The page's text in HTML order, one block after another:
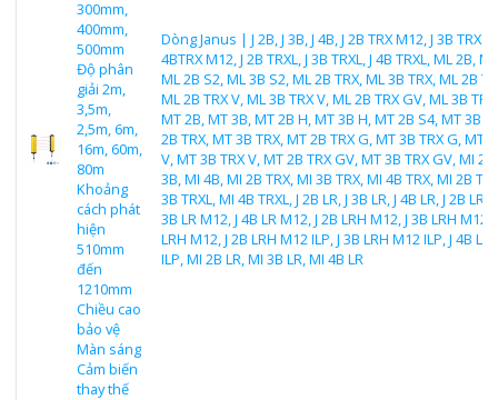
300mm,
400mm,
500mm
Độ phân
giải 2m,
3,5m,
2,5m, 6m,
16m, 60m,
80m
Khoảng
cách phát
hiện
510mm
đến
1210mm
Chiều cao
bảo vệ
Màn sáng
Cảm biến
thay thế
Dòng Janus | J 2B, J 3B, J 4B, J 2B TRX M12, J 3B TRX
4BTRX M12, J 2B TRXL, J 3B TRXL, J 4B TRXL, ML 2B,
ML 2B S2, ML 3B S2, ML 2B TRX, ML 3B TRX, ML 2B
ML 2B TRX V, ML 3B TRX V, ML 2B TRX GV, ML 3B
MT 2B, MT 3B, MT 2B H, MT 3B H, MT 2B S4, MT 3B
2B TRX, MT 3B TRX, MT 2B TRX G, MT 3B TRX G, MT
V, MT 3B TRX V, MT 2B TRX GV, MT 3B TRX GV, MI
3B, MI 4B, MI 2B TRX, MI 3B TRX, MI 4B TRX, MI 2B
3B TRXL, MI 4B TRXL, J 2B LR, J 3B LR, J 4B LR, J 2B LR
3B LR M12, J 4B LR M12, J 2B LRH M12, J 3B LRH M12,
LRH M12, J 2B LRH M12 ILP, J 3B LRH M12 ILP, J 4B
ILP, MI 2B LR, MI 3B LR, MI 4B LR